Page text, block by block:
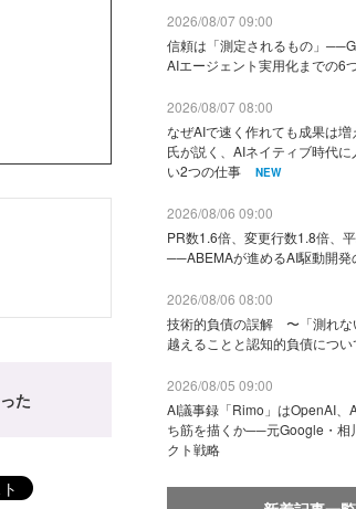
た
2026/08/07 09:00
信頼は「測定されるもの」
AIエージェント実用化までの6
2026/08/07 08:00
なぜAIで速く作れても成果は
氏が説く、AIネイティブ時代
い2つの仕事
NEW
2026/08/06 09:00
PR数1.6倍、変更行数1.8倍、
──ABEMAが進めるAI駆動開発
2026/08/06 08:00
技術的負債の誤解 〜「測れな
越えることと認知的負債につ
2026/08/05 09:00
AI議事録「Rimo」はOpenAI、
ち筋を描くか──元Google・相
クト戦略